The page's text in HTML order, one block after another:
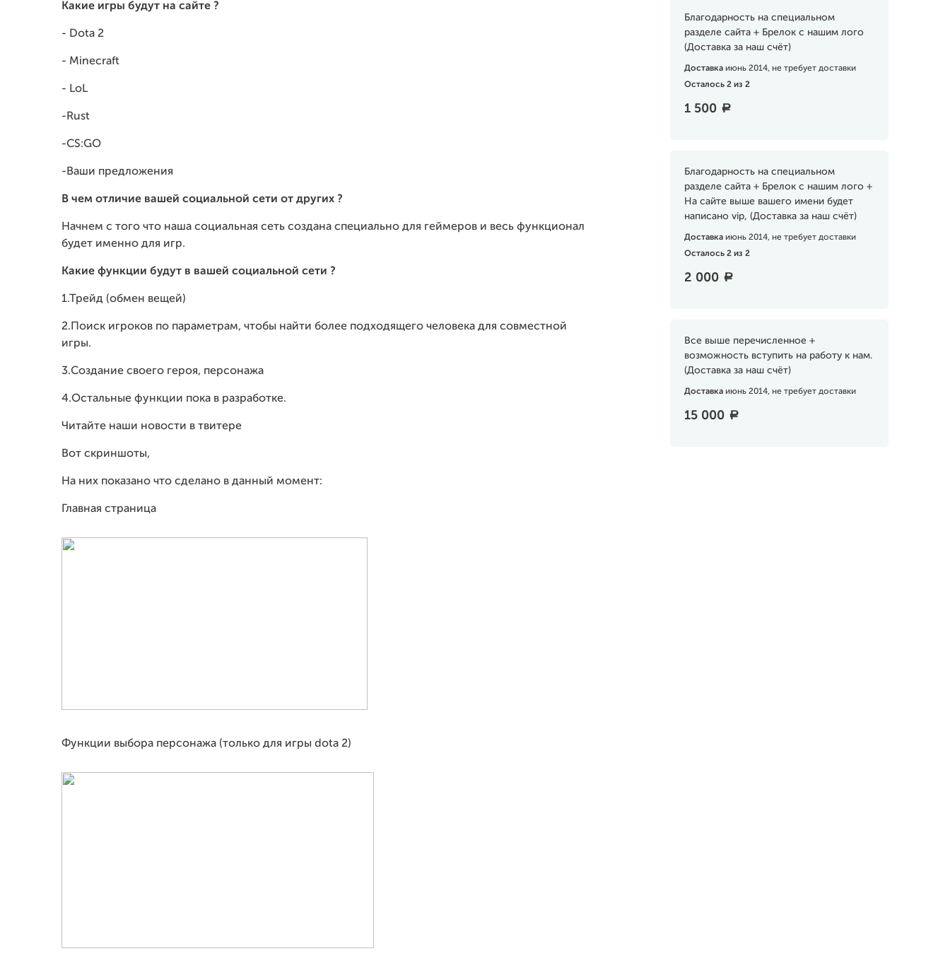
Благодарность на специальном
разделе сайта + Брелок с нашим лого
(Доставка за наш счёт)
Доставка июнь 2014, не требует доставки
Осталось 2 из 2
1 500 a
Благодарность на специальном
разделе сайта + Брелок с нашим лого +
На сайте выше вашего имени будет
написано vip, (Доставка за наш счёт)
Доставка июнь 2014, не требует доставки
Осталось 2 из 2
2 000 a
Все выше перечисленное +
возможность вступить на работу к нам.
(Доставка за наш счёт)
Доставка июнь 2014, не требует доставки
15 000 a
Какие игры будут на сайте ?
- Dota 2
- Minecraft
- LoL
-Rust
-CS:GO
-Ваши предложения
В чем отличие вашей социальной сети от других ?
Начнем с того что наша социальная сеть создана специально для геймеров и весь функционал
будет именно для игр.
Какие функции будут в вашей социальной сети ?
1.Трейд (обмен вещей)
2.Поиск игроков по параметрам, чтобы найти более подходящего человека для совместной
игры.
3.Создание своего героя, персонажа
4.Остальные функции пока в разработке.
Читайте наши новости в твитере
Вот скриншоты,
На них показано что сделано в данный момент:
Главная страница
Функции выбора персонажа (только для игры dota 2)